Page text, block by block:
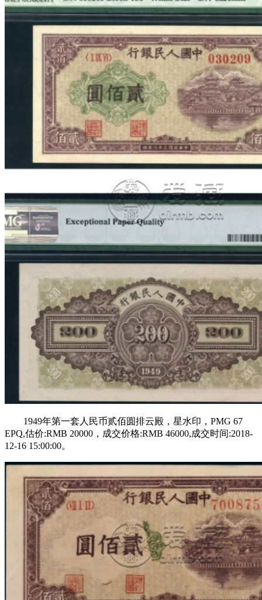
1949年第一套人民币贰佰圆排云殿，星水印，PMG 67
EPQ,估价:RMB 20000，成交价格:RMB 46000,成交时间:2018-
12-16 15:00:00。